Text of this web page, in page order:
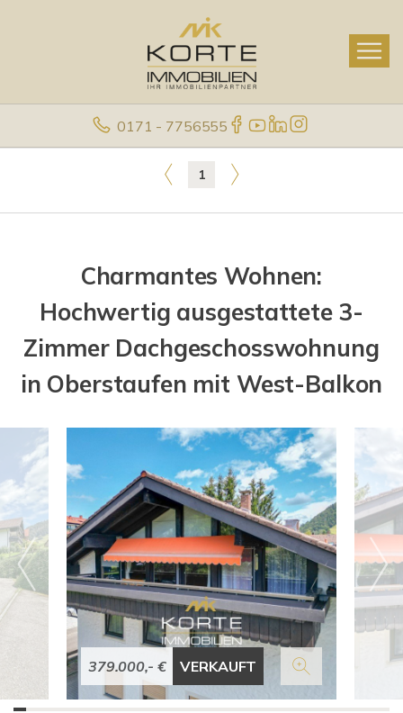
0171 - 7756555
1
Charmantes Wohnen:
Hochwertig ausgestattete 3-
Zimmer Dachgeschosswohnung
in Oberstaufen mit West-Balkon
379.000,- € VERKAUFT